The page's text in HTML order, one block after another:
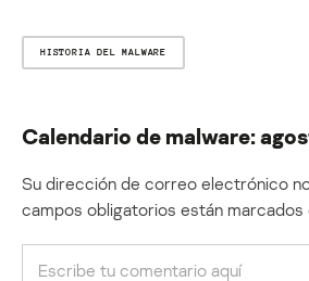
HISTORIA DEL MALWARE
Calendario de malware:
Su dirección de correo electrónico
campos obligatorios están marcados